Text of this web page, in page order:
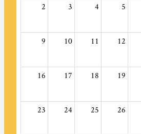
2 3 4 5
9 10 11 12
16 17 18 19
23 24 25 26